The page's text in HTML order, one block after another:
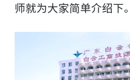
师就为大家简单介绍下。